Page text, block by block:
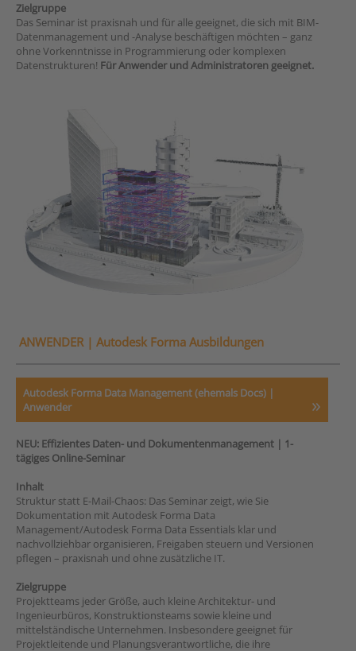
Zielgruppe
Das Seminar ist praxisnah und für alle geeignet, die sich mit BIM-
Datenmanagement und -Analyse beschäftigen möchten – ganz
ohne Vorkenntnisse in Programmierung oder komplexen
Datenstrukturen! Für Anwender und Administratoren geeignet.
ANWENDER | Autodesk Forma Ausbildungen
Autodesk Forma Data Management (ehemals Docs) |
Anwender
NEU: Effizientes Daten- und Dokumentenmanagement | 1-
tägiges Online-Seminar
Inhalt
Struktur statt E-Mail-Chaos: Das Seminar zeigt, wie Sie
Dokumentation mit Autodesk Forma Data
Management/Autodesk Forma Data Essentials klar und
nachvollziehbar organisieren, Freigaben steuern und Versionen
pflegen – praxisnah und ohne zusätzliche IT.
Zielgruppe
Projektteams jeder Größe, auch kleine Architektur- und
Ingenieurbüros, Konstruktionsteams sowie kleine und
mittelständische Unternehmen. Insbesondere geeignet für
Projektleitende und Planungsverantwortliche, die ihre